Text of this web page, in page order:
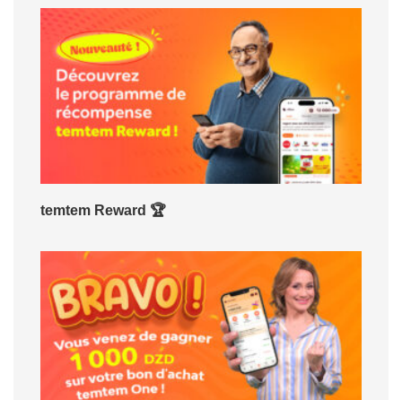
temtem Reward 🏆